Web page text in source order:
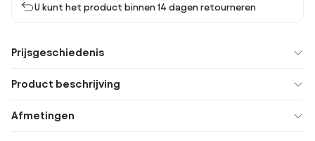
U kunt het product binnen 14 dagen retourneren
Prijsgeschiedenis
Product beschrijving
Afmetingen